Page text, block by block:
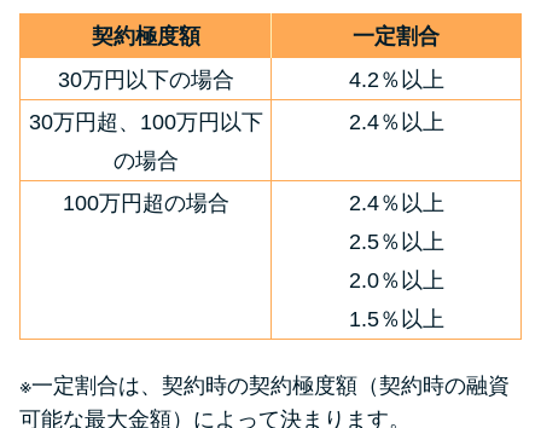
契約極度額
一定割合
30万円以下の場合
4.2％以上
30万円超、100万円以下
の場合
2.4％以上
100万円超の場合
2.4％以上
2.5％以上
2.0％以上
1.5％以上
※一定割合は、契約時の契約極度額（契約時の融資
可能な最大金額）によって決まります。